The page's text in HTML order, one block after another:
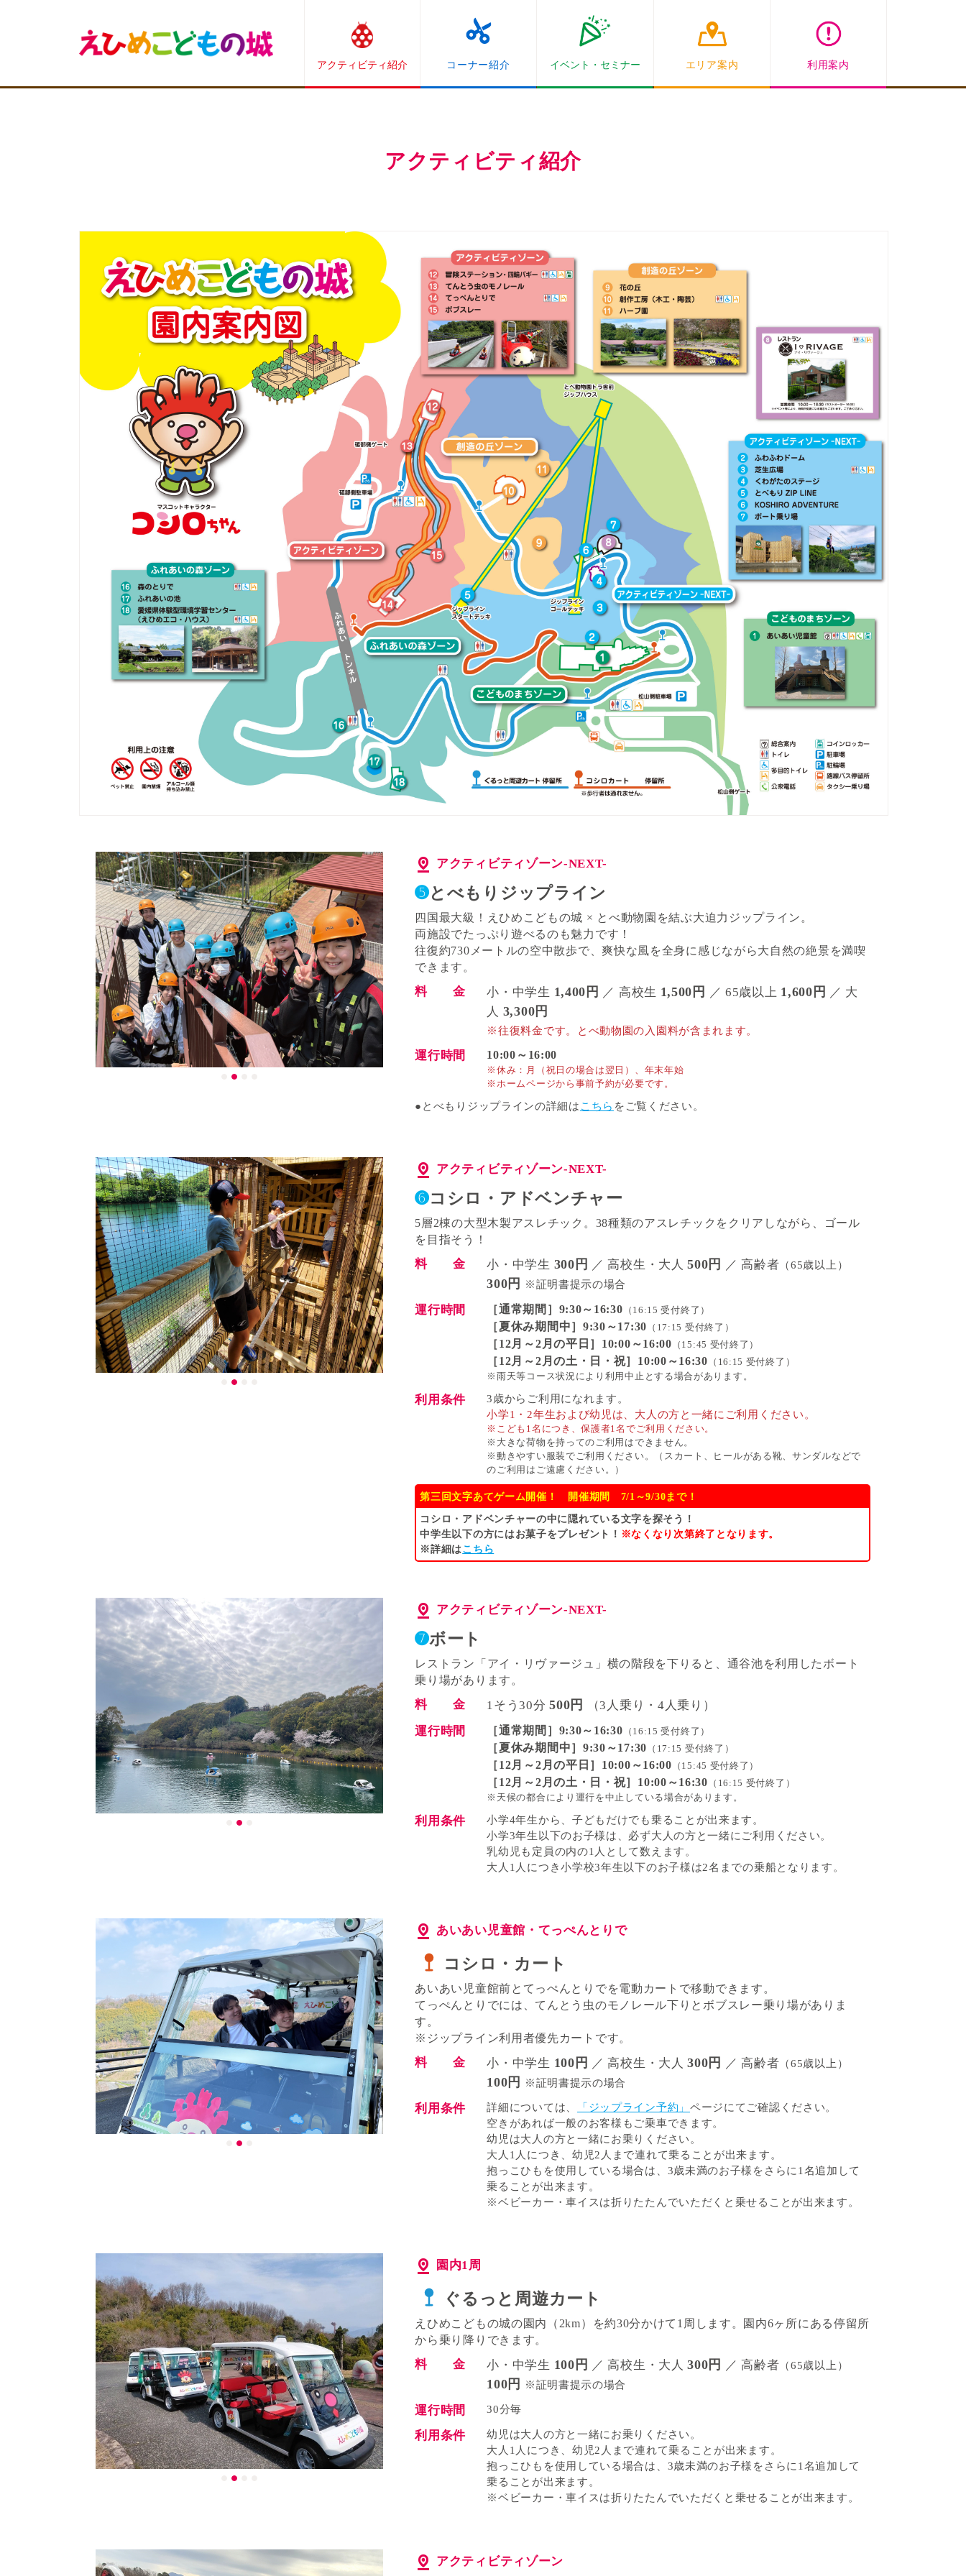
アクティビティ紹介 コーナー紹介 イベント・ セミナー エリア案内 利用案内
アクティビティ紹介
アクティビティゾーン-NEXT-
➎とべもりジップライン
四国最大級！えひめこどもの城 × とべ動物園を結ぶ大迫力ジップライン。
両施設でたっぷり遊べるのも魅力です！
往復約730メートルの空中散歩で、爽快な風を全身に感じながら大自然の絶景を満喫
できます。
料 金 小・中学生 1,400円 ／ 高校生 1,500円 ／ 65歳以上 1,600円
／ 大
人 3,300円
※往復料金です。とべ動物園の入園料が含まれます。
運行時間 10:00～16:00
※休み：月（祝日の場合は翌日）、年末年始
※ホームページから事前予約が必要です。
●とべもりジップラインの詳細は こちら をご覧ください。
アクティビティゾーン-NEXT-
➏コシロ・アドベンチャー
5層2棟の大型木製アスレチック。38種類のアスレチックをクリアしながら、ゴール
を目指そう！
料 金 小・中学生 300円 ／ 高校生・大人500円 ／ 高齢者 （65歳以上）
300円 ※証明書提示の場合
運行時間 ［通常期間］9:30～16:30 （16:15 受付終了）
［夏休み期間中］9:30～17:30 （17:15 受付終了）
［12月～2月の平日］10:00～16:00 （15:45 受付終了）
［12月～2月の土・日・祝］10:00～16:30 （16:15 受付終了）
※雨天等コース状況により利用中止とする場合があります。
利用条件
3歳からご利用になれます。
小学1・2年生および幼児は、大人の方と一緒にご利用ください。
※こども1名につき、保護者1名でご利用ください。
※大きな荷物を持ってのご利用はできません。
※動きやすい服装でご利用ください。（スカート、ヒールがある靴、サンダルなどで
のご利用はご遠慮ください。）
第三回文字あてゲーム開催！ 開催期間 7/1～9/30まで！
コシロ・アドベンチャーの中に隠れている文字を探そう！
中学生以下の方にはお菓子をプレゼント！ ※なくなり次第終了となります。
※詳細はこちら
アクティビティゾーン-NEXT-
➐ボート
レストラン「アイ・リヴァージュ」横の階段を下りると、通谷池を利用したボート
乗り場があります。
料 金 1そう30分500円
（3人乗り・4人乗り）
運行時間
［通常期間］9:30～16:30 （16:15 受付終了）
［夏休み期間中］9:30～17:30 （17:15 受付終了）
［12月～2月の平日］10:00～16:00 （15:45 受付終了）
［12月～2月の土・日・祝］10:00～16:30 （16:15 受付終了）
※天候の都合により運行を中止している場合があります。
利用条件
小学4年生から、子どもだけでも乗ることが出来ます。
小学3年生以下のお子様は、必ず大人の方と一緒にご利用ください。
乳幼児も定員の内の1人として数えます。
大人1人につき小学校3年生以下のお子様は2名までの乗船となります。
あいあい児童館・てっぺんとりで
コシロ・カート
あいあい児童館前とてっぺんとりでを電動カートで移動できます。
てっぺんとりでには、てんとう虫のモノレール下りとボブスレー乗り場がありま
す。
※ジップライン利用者優先カートです。
料 金 小・中学生 100円 ／ 高校生・大人300円 ／ 高齢者 （65歳以上）
100円 ※証明書提示の場合
利用条件 詳細については、 「ジップライン予約」 ページにてご確認ください。
空きがあれば一般のお客様もご乗車できます。
幼児は大人の方と一緒にお乗りください。
大人1人につき、幼児2人まで連れて乗ることが出来ます。
抱っこひもを使用している場合は、3歳未満のお子様をさらに1名追加して
乗ることが出来ます。
※ベビーカー・車イスは折りたたんでいただくと乗せることが出来ます。
園内1周
ぐるっと周遊カート
えひめこどもの城の園内（2km）を約30分かけて1周します。園内6ヶ所にある停留所
から乗り降りできます。
料 金 小・中学生 100円 ／ 高校生・大人300円 ／ 高齢者 （65歳以上）
100円 ※証明書提示の場合
運行時間 30分毎
利用条件
幼児は大人の方と一緒にお乗りください。
大人1人につき、幼児2人まで連れて乗ることが出来ます。
抱っこひもを使用している場合は、3歳未満のお子様をさらに1名追加して
乗ることが出来ます。
※ベビーカー・車イスは折りたたんでいただくと乗せることが出来ます。
アクティビティゾーン